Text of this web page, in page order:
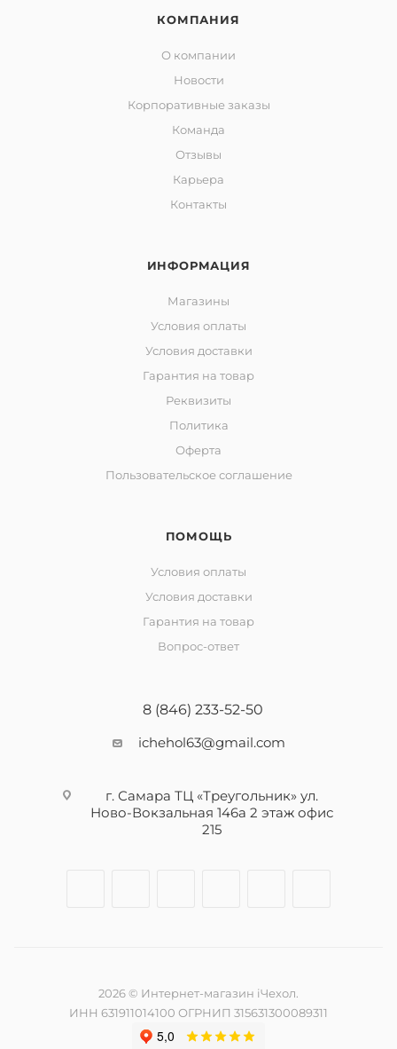
КОМПАНИЯ
О компании
Новости
Корпоративные заказы
Команда
Отзывы
Карьера
Контакты
ИНФОРМАЦИЯ
Магазины
Условия оплаты
Условия доставки
Гарантия на товар
Реквизиты
Политика
Оферта
Пользовательское соглашение
ПОМОЩЬ
Условия оплаты
Условия доставки
Гарантия на товар
Вопрос-ответ
8 (846) 233-52-50
ichehol63@gmail.com
г. Самара ТЦ «Треугольник» ул.
Ново-Вокзальная 146а 2 этаж офис
215
2026 © Интернет-магазин iЧехол.
ИНН 631911014100 ОГРНИП 315631300089311